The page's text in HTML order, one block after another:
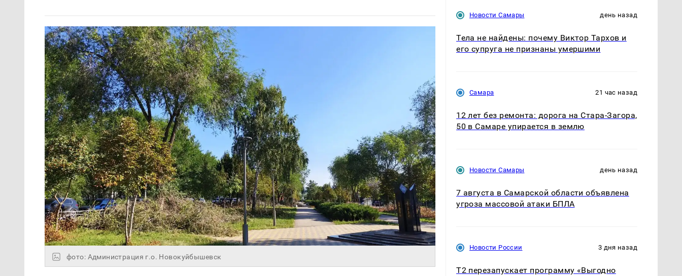
фото: Администрация г.о. Новокуйбышевск
Новости Самары день назад
Тела не найдены: почему Виктор Тархов и
его супруга не признаны умершими
Самара 21 час назад
12 лет без ремонта: дорога на Стара-Загора,
50 в Самаре упирается в землю
Новости Самары день назад
7 августа в Самарской области объявлена
угроза массовой атаки БПЛА
Новости России 3 дня назад
Т2 перезапускает программу «Выгодно